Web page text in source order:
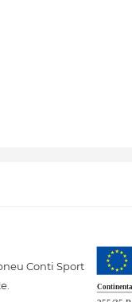
Conti Sport